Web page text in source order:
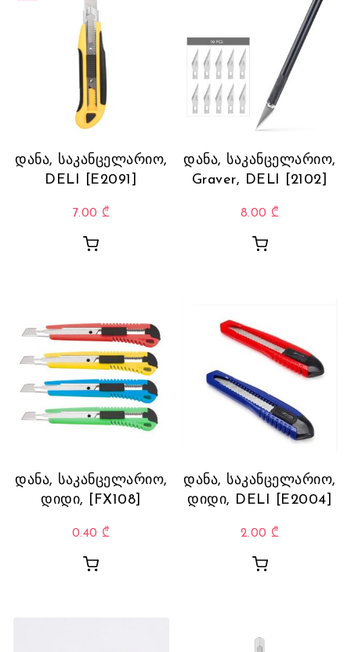
დანა, საკანცელარიო,
DELI [E2091]
7.00 ₾
დანა, საკანცელარიო,
Graver, DELI [2102]
8.00 ₾
დანა, საკანცელარიო,
დიდი, [FX108]
0.40 ₾
დანა, საკანცელარიო,
დიდი, DELI [E2004]
2.00 ₾